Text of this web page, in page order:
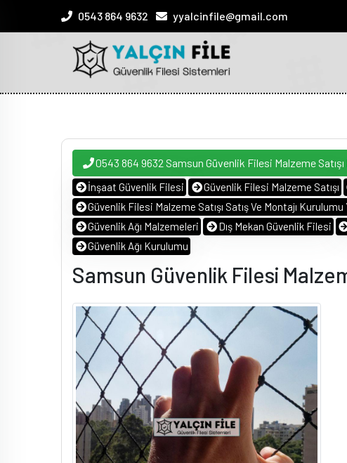
0543 864 9632 yyalcinfile@gmail.com
0543 864 9632 Samsun Güvenlik Filesi Malzeme
İnşaat Güvenlik Filesi Güvenlik Filesi Malzeme Satışı
Güvenlik Filesi Malzeme Satışı Satış Ve Montajı Kurulumu
Güvenlik Ağı Malzemeleri
Dış Mekan Güvenlik Filesi
Güvenlik Ağı Kurulumu
Samsun Güvenlik Filesi